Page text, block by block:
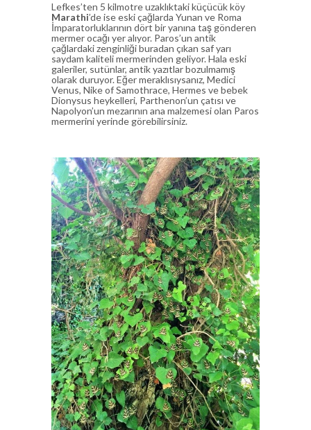
Lefkes’ten 5 kilmotre uzaklıktaki küçücük köy
Marathi’de ise eski çağlarda Yunan ve Roma
İmparatorluklarının dört bir yanına taş gönderen
mermer ocağı yer alıyor. Paros’un antik
çağlardaki zenginliği buradan çıkan saf yarı
saydam kaliteli mermerinden geliyor. Hala eski
galeriler, sutünlar, antik yazıtlar bozulmamış
olarak duruyor. Eğer meraklısıysanız, Medici
Venus, Nike of Samothrace, Hermes ve bebek
Dionysus heykelleri, Parthenon’un çatısı ve
Napolyon’un mezarının ana malzemesi olan Paros
mermerini yerinde görebilirsiniz.